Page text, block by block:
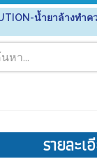
น้ำยาล้างทำ
รายละเ